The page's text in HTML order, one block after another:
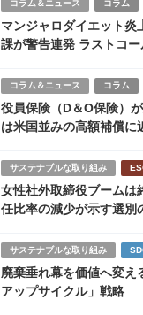
コラム＆ニュース コラム
マンジャロダイエット炎上加速 東
課が警告連発 ラストコール番組が加速させ
コラム＆ニュース コラム
役員保険（D＆O保険）
は米国並みの高額補償に
サステナブルな取り組み
女性社外取締役ブームは終
任比率の減少が示す選別
サステナブルな取り組み
廃棄垂れ幕を価値へ変え
アップサイクル」戦略